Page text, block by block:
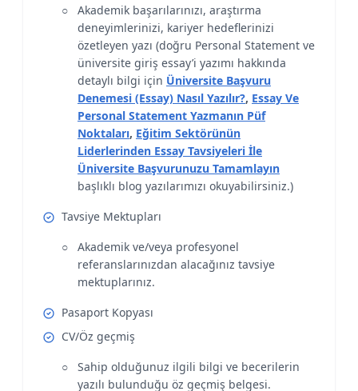
Akademik başarılarınızı, araştırma
deneyimlerinizi, kariyer hedeflerinizi
özetleyen yazı (doğru Personal Statement ve
üniversite giriş essay’i yazımı hakkında
detaylı bilgi için Üniversite Başvuru
Denemesi (Essay) Nasıl Yazılır?, Essay Ve
Personal Statement Yazmanın Püf
Noktaları, Eğitim Sektörünün
Liderlerinden Essay Tavsiyeleri İle
Üniversite Başvurunuzu Tamamlayın
başlıklı blog yazılarımızı okuyabilirsiniz.)
Tavsiye Mektupları
Akademik ve/veya profesyonel
referanslarınızdan alacağınız tavsiye
mektuplarınız.
Pasaport Kopyası
CV/Öz geçmiş
Sahip olduğunuz ilgili bilgi ve becerilerin
yazılı bulunduğu öz geçmiş belgesi.